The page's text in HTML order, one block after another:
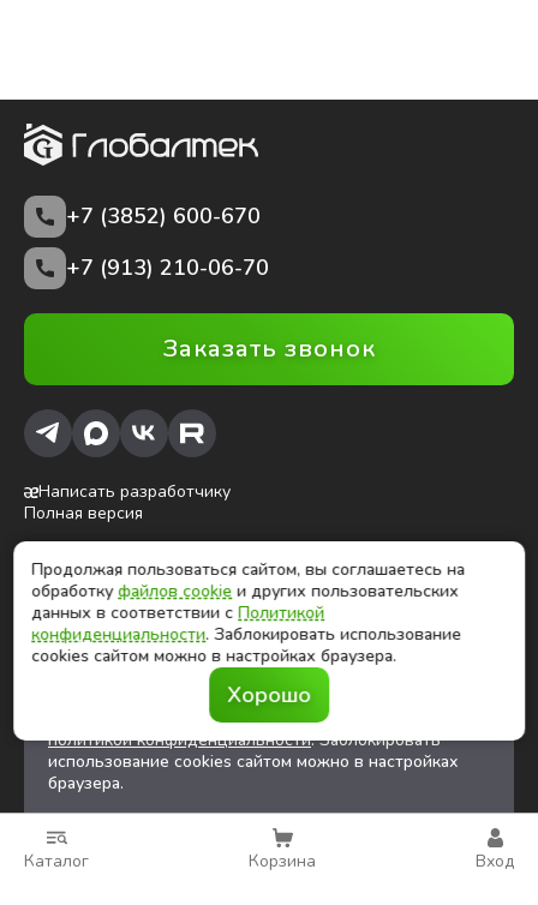
+7 (3852) 600-670
+7 (913) 210-06-70
Заказать звонок
Написать разработчику
Полная версия
ⓒ Глобалтек, 2026
Цены на сайте не являются публичной офертой
Продолжая использовать сайт, вы соглашаетесь на
файлов cookiesи других
пользовательских данных в соответствии с
политикой конфиденциальности. Заблокировать
использование cookies сайтом можно в настройках
браузера.
Каталог Корзина Вход
Продолжая пользоваться сайтом, вы соглашаетесь на
обработкуфайлов cookie и других пользовательских
данных в соответствии сПолитикой
конфиденциальности. Заблокировать использование
cookies сайтом можно в настройках браузера.
Хорошо